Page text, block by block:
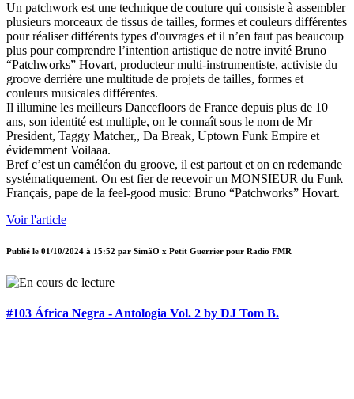
Un patchwork est une technique de couture qui consiste à assembler
plusieurs morceaux de tissus de tailles, formes et couleurs différentes
pour réaliser différents types d'ouvrages et il n’en faut pas beaucoup
plus pour comprendre l’intention artistique de notre invité Bruno
“Patchworks” Hovart, producteur multi-instrumentiste, activiste du
groove derrière une multitude de projets de tailles, formes et
couleurs musicales différentes.
Il illumine les meilleurs Dancefloors de France depuis plus de 10
ans, son identité est multiple, on le connaît sous le nom de Mr
President, Taggy Matcher,, Da Break, Uptown Funk Empire et
évidemment Voilaaa.
Bref c’est un caméléon du groove, il est partout et on en redemande
systématiquement. On est fier de recevoir un MONSIEUR du Funk
Français, pape de la feel-good music: Bruno “Patchworks” Hovart.
Voir l'article
Publié le 01/10/2024 à 15:52 par SimãO x Petit Guerrier pour Radio FMR
#103 África Negra - Antologia Vol. 2 by DJ Tom B.